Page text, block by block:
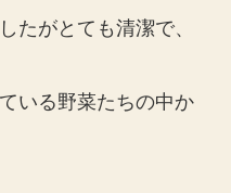
たがとても清潔で、
いる野菜たちの中か